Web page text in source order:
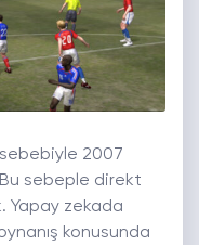
2007
Bu sebeple direkt
Yapay zekada
konusunda